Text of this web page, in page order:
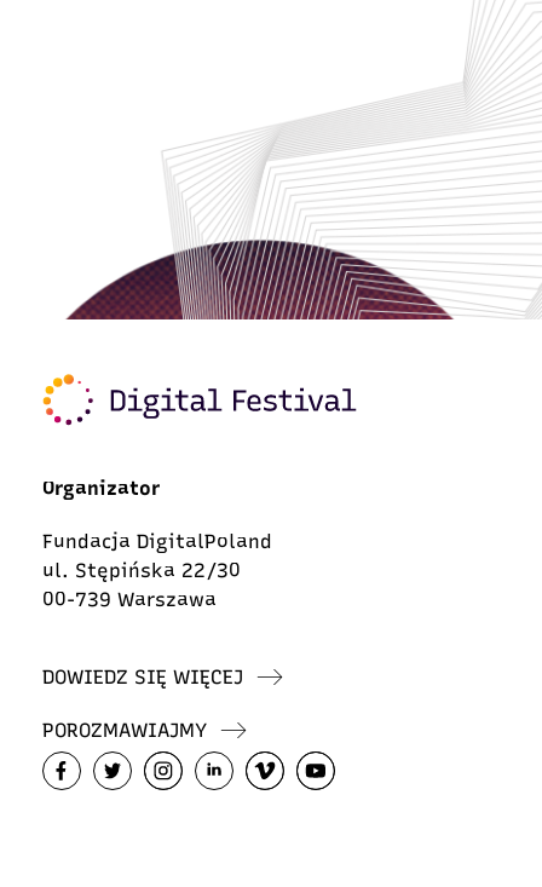
Organizator
Fundacja DigitalPoland
ul. Stępińska 22/30
00-739 Warszawa
DOWIEDZ SIĘ WIĘCEJ
POROZMAWIAJMY